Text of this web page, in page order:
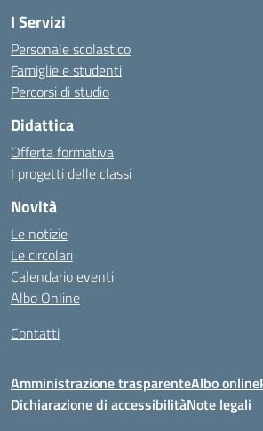
I Servizi
Personale scolastico
Famiglie e studenti
Percorsi di studio
Didattica
Offerta formativa
I progetti delle classi
Novità
Le notizie
Le circolari
Calendario eventi
Albo Online
Contatti
Amministrazione trasparenteAlbo online
Dichiarazione di accessibilitàNote legali